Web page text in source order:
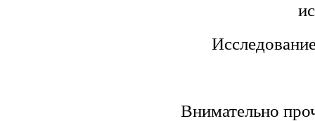
Внимательно